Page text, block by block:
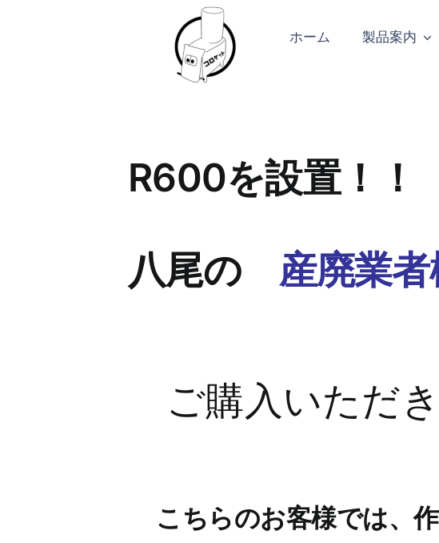
ホーム 製品案内
R600を設置！！
八尾の 産廃業
ご購入いただき
こちらのお客様では、